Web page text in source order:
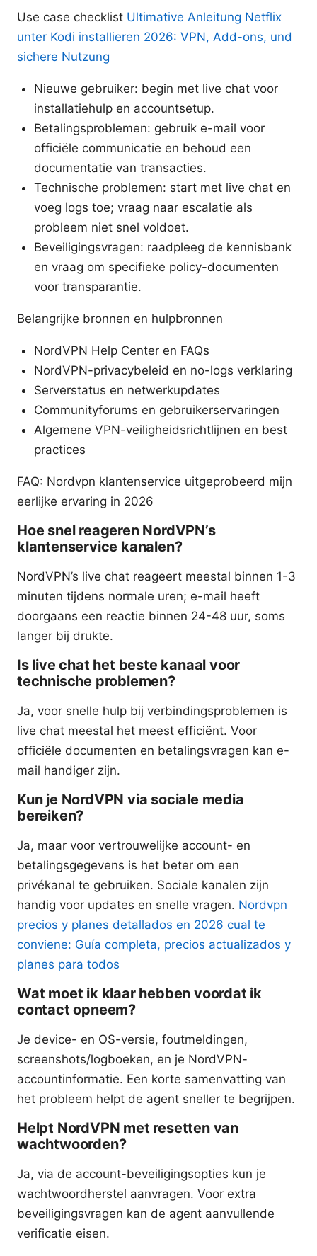
Use case checklist Ultimative Anleitung Netflix
unter Kodi installieren 2026: VPN, Add-ons, und
sichere Nutzung
Nieuwe gebruiker: begin met live chat voor
installatiehulp en accountsetup.
Betalingsproblemen: gebruik e-mail voor
officiële communicatie en behoud een
documentatie van transacties.
Technische problemen: start met live chat en
voeg logs toe; vraag naar escalatie als
probleem niet snel voldoet.
Beveiligingsvragen: raadpleeg de kennisbank
en vraag om specifieke policy-documenten
voor transparantie.
Belangrijke bronnen en hulpbronnen
NordVPN Help Center en FAQs
NordVPN-privacybeleid en no-logs verklaring
Serverstatus en netwerkupdates
Communityforums en gebruikerservaringen
Algemene VPN-veiligheidsrichtlijnen en best
practices
FAQ: Nordvpn klantenservice uitgeprobeerd mijn
eerlijke ervaring in 2026
Hoe snel reageren NordVPN’s
klantenservice kanalen?
NordVPN’s live chat reageert meestal binnen 1-3
minuten tijdens normale uren; e-mail heeft
doorgaans een reactie binnen 24-48 uur, soms
langer bij drukte.
Is live chat het beste kanaal voor
technische problemen?
Ja, voor snelle hulp bij verbindingsproblemen is
live chat meestal het meest efficiënt. Voor
officiële documenten en betalingsvragen kan e-
mail handiger zijn.
Kun je NordVPN via sociale media
bereiken?
Ja, maar voor vertrouwelijke account- en
betalingsgegevens is het beter om een
privékanal te gebruiken. Sociale kanalen zijn
handig voor updates en snelle vragen. Nordvpn
precios y planes detallados en 2026 cual te
conviene: Guía completa, precios actualizados y
planes para todos
Wat moet ik klaar hebben voordat ik
contact opneem?
Je device- en OS-versie, foutmeldingen,
screenshots/logboeken, en je NordVPN-
accountinformatie. Een korte samenvatting van
het probleem helpt de agent sneller te begrijpen.
Helpt NordVPN met resetten van
wachtwoorden?
Ja, via de account-beveiligingsopties kun je
wachtwoordherstel aanvragen. Voor extra
beveiligingsvragen kan de agent aanvullende
verificatie eisen.